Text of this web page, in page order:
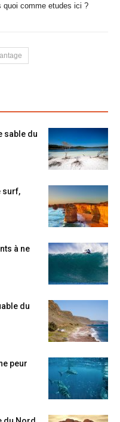
comme etudes ici ?
sable du
surf,
à ne
du
peur